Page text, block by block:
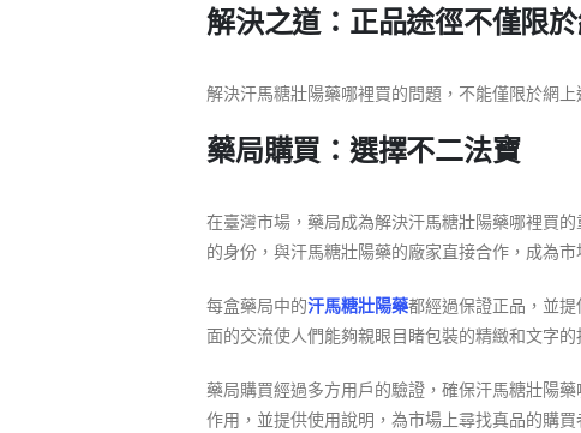
解決之道：正品途徑不僅限
解決汗馬糖壯陽藥哪裡買的問題，不能僅限於網
藥局購買：選擇不二法寶
在臺灣市場，藥局成為解決汗馬糖壯陽藥哪裡買
的身份，與汗馬糖壯陽藥的廠家直接合作，成為
每盒藥局中的汗馬糖壯陽藥都經過保證正品，並
面的交流使人們能夠親眼目睹包裝的精緻和文字的
藥局購買經過多方用戶的驗證，確保汗馬糖壯陽
作用，並提供使用說明，為市場上尋找真品的購